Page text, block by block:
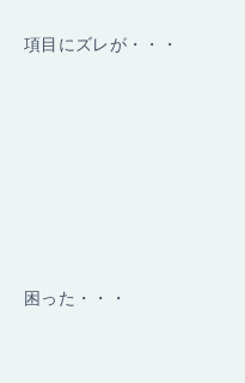
項目にズレが・・・
困った・・・